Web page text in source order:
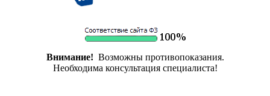
Внимание! Возможны противопоказания.
Необходима консультация специалиста!